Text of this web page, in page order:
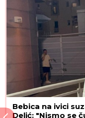
Bebica na ivici
Delić: "Nismo se